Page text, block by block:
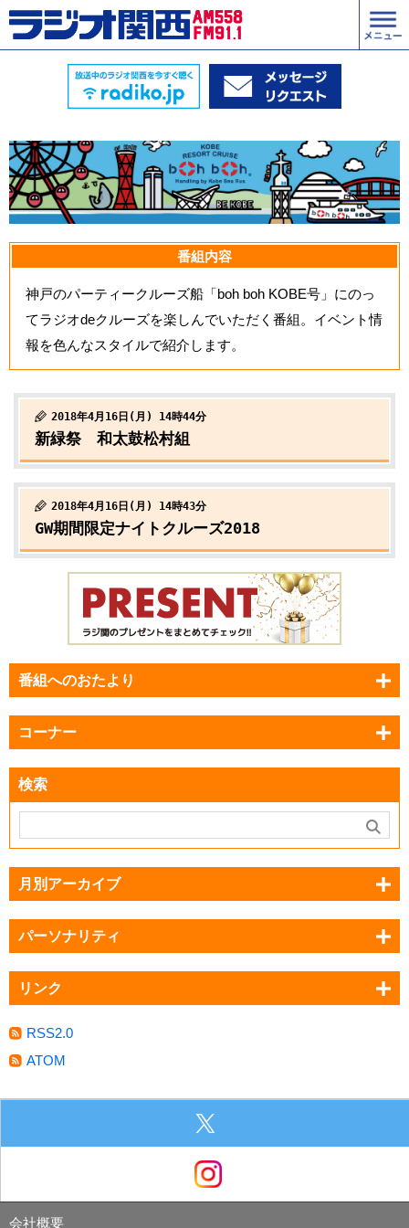
番組内容
神戸のパーティークルーズ船「boh boh KOBE号」にのっ
てラジオdeクルーズを楽しんでいただく番組。イベント情
報を色んなスタイルで紹介します。
2018年4月16日(月) 14時44分
新緑祭 和太鼓松村組
2018年4月16日(月) 14時43分
GW期間限定ナイトクルーズ2018
番組へのおたより
コーナー
検索
月別アーカイブ
パーソナリティ
リンク
RSS2.0
ATOM
会社概要